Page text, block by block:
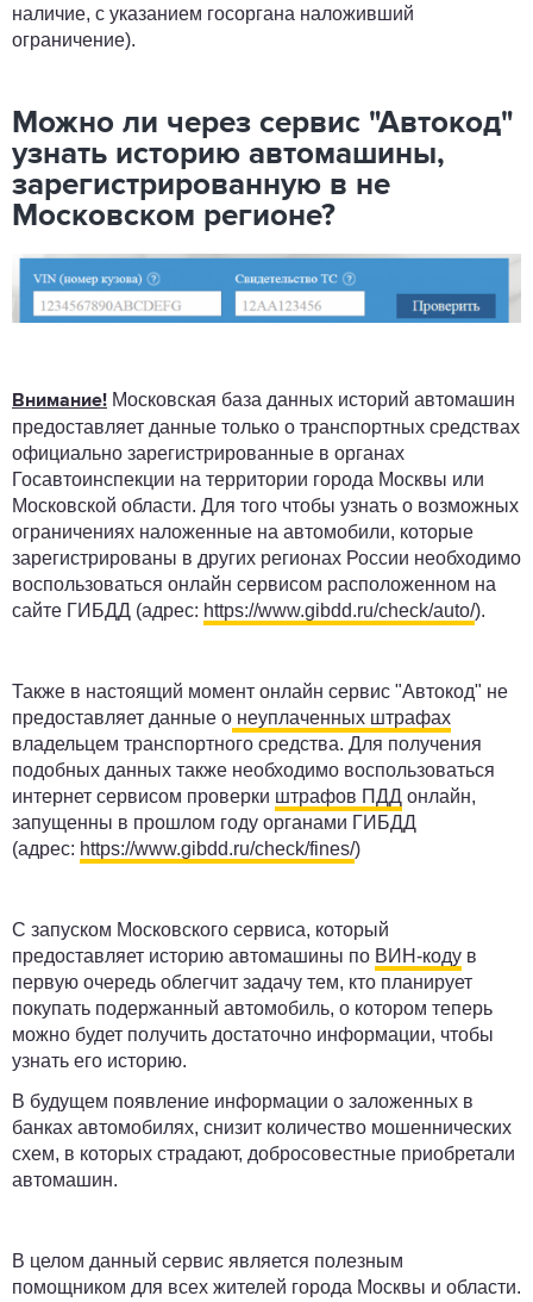
наличие, с указанием госоргана наложивший
ограничение).
Можно ли через сервис "Автокод"
узнать историю автомашины,
зарегистрированную в не
Московском регионе?
Внимание! Московская база данных историй автомашин
предоставляет данные только о транспортных средствах
официально зарегистрированные в органах
Госавтоинспекции на территории города Москвы или
Московской области. Для того чтобы узнать о возможных
ограничениях наложенные на автомобили, которые
зарегистрированы в других регионах России необходимо
воспользоваться онлайн сервисом расположенном на
сайте ГИБДД (адрес: https://www.gibdd.ru/check/auto/).
Также в настоящий момент онлайн сервис "Автокод" не
предоставляет данные о неуплаченных штрафах
владельцем транспортного средства. Для получения
подобных данных также необходимо воспользоваться
интернет сервисом проверки штрафов ПДД онлайн,
запущенны в прошлом году органами ГИБДД
(адрес: https://www.gibdd.ru/check/fines/)
С запуском Московского сервиса, который
предоставляет историю автомашины по ВИН-коду в
первую очередь облегчит задачу тем, кто планирует
покупать подержанный автомобиль, о котором теперь
можно будет получить достаточно информации, чтобы
узнать его историю.
В будущем появление информации о заложенных в
банках автомобилях, снизит количество мошеннических
схем, в которых страдают, добросовестные приобретали
автомашин.
В целом данный сервис является полезным
помощником для всех жителей города Москвы и области.